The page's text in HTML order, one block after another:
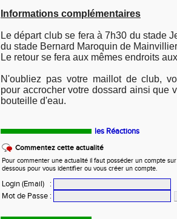
Informations complémentaires
Le départ club se fera à 7h30 du stade
du stade Bernard Maroquin de
Le retour se fera aux mêmes endroits
N'oubliez pas votre maillot de club,
pour accrocher votre dossard ainsi que
bouteille d'eau.
les Réactions
Commentez cette actualité
Pour commenter une actualité il faut posséder un compte
dessous pour vous identifier ou vous créer un compte.
Login (Email)
:
Mot de Passe :